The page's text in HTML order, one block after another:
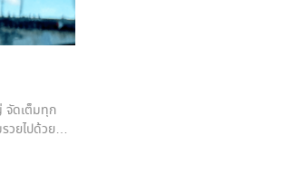
จัดเต็มทุก
วยไปด้วย